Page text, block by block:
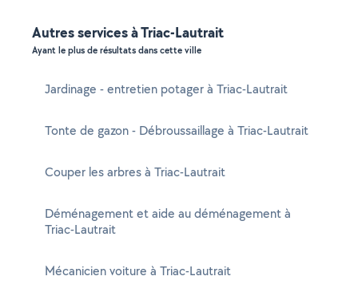
Autres services à Triac-Lautrait
Ayant le plus de résultats dans cette ville
Jardinage - entretien potager à Triac-Lautrait
Tonte de gazon - Débroussaillage à Triac-Lautrait
Couper les arbres à Triac-Lautrait
Déménagement et aide au déménagement à
Triac-Lautrait
Mécanicien voiture à Triac-Lautrait